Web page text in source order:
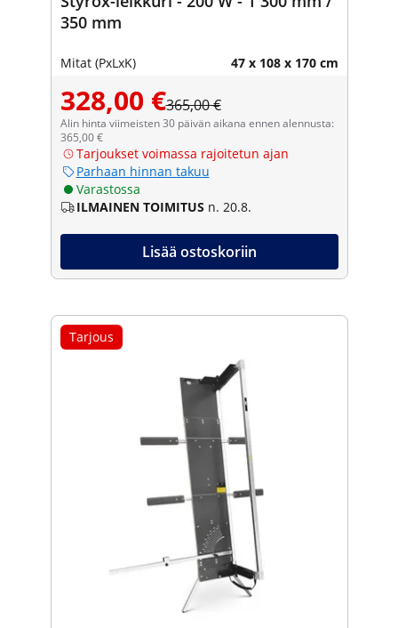
350 mm
Mitat (PxLxK) 47 x 108 x 170 cm
328,00 €365,00 €
Alin hinta viimeisten 30 päivän aikana ennen alennusta:
365,00 €
Tarjoukset voimassa rajoitetun ajan
Parhaan hinnan takuu
Varastossa
ILMAINEN TOIMITUS n. 20.8.
Lisää ostoskoriin
Tarjous